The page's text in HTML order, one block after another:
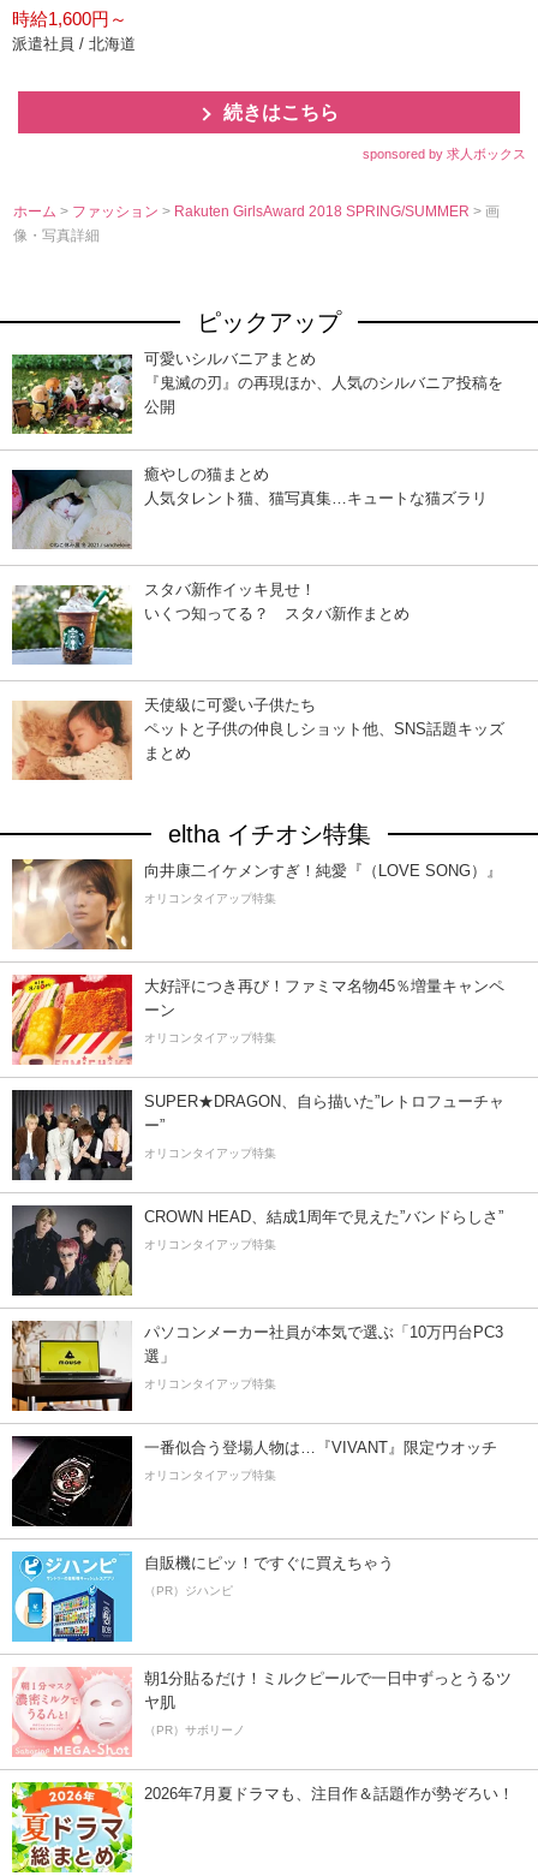
時給1,600円～
派遣社員 / 北海道
続きはこちら
sponsored by 求人ボックス
ホーム > ファッション> Rakuten GirlsAward 2018 SPRING/SUMMER> 画
像・写真詳細
ピックアップ
可愛いシルバニアまとめ
『鬼滅の刃』の再現ほか、人気のシルバニア投稿を
公開
癒やしの猫まとめ
人気タレント猫、猫写真集…キュートな猫ズラリ
スタバ新作イッキ見せ！
いくつ知ってる？ スタバ新作まとめ
天使級に可愛い子供たち
ペットと子供の仲良しショット他、SNS話題キッズ
まとめ
eltha イチオシ特集
向井康二イケメンすぎ！純愛『（LOVE SONG）』
オリコンタイアップ特集
大好評につき再び！ファミマ名物45％増量キャンペ
ーン
オリコンタイアップ特集
SUPER★DRAGON、自ら描いた”レトロフューチャ
ー”
オリコンタイアップ特集
CROWN HEAD、結成1周年で見えた”バンドらしさ”
オリコンタイアップ特集
パソコンメーカー社員が本気で選ぶ「10万円台PC3
選」
オリコンタイアップ特集
一番似合う登場人物は…『VIVANT』限定ウオッチ
オリコンタイアップ特集
自販機にピッ！ですぐに買えちゃう
（PR）ジハンピ
朝1分貼るだけ！ミルクピールで一日中ずっとうるツ
ヤ肌
（PR）サボリーノ
2026年7月夏ドラマも、注目作＆話題作が勢ぞろい！